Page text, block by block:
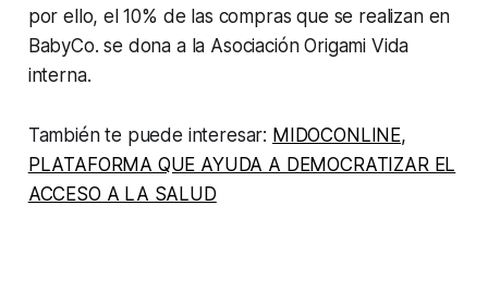
por ello, el 10% de las compras que se realizan en
BabyCo. se dona a la Asociación Origami Vida
interna.
También te puede interesar: MIDOCONLINE,
PLATAFORMA QUE AYUDA A DEMOCRATIZAR EL
ACCESO A LA SALUD